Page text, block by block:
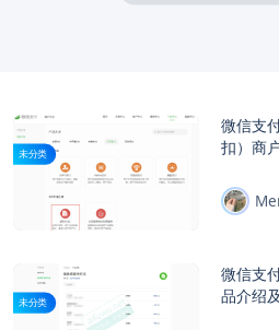
未分类
微信支
扣）商
未分类
微信支
品介绍